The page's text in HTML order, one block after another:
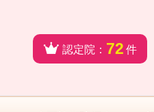
認定院： 72 件